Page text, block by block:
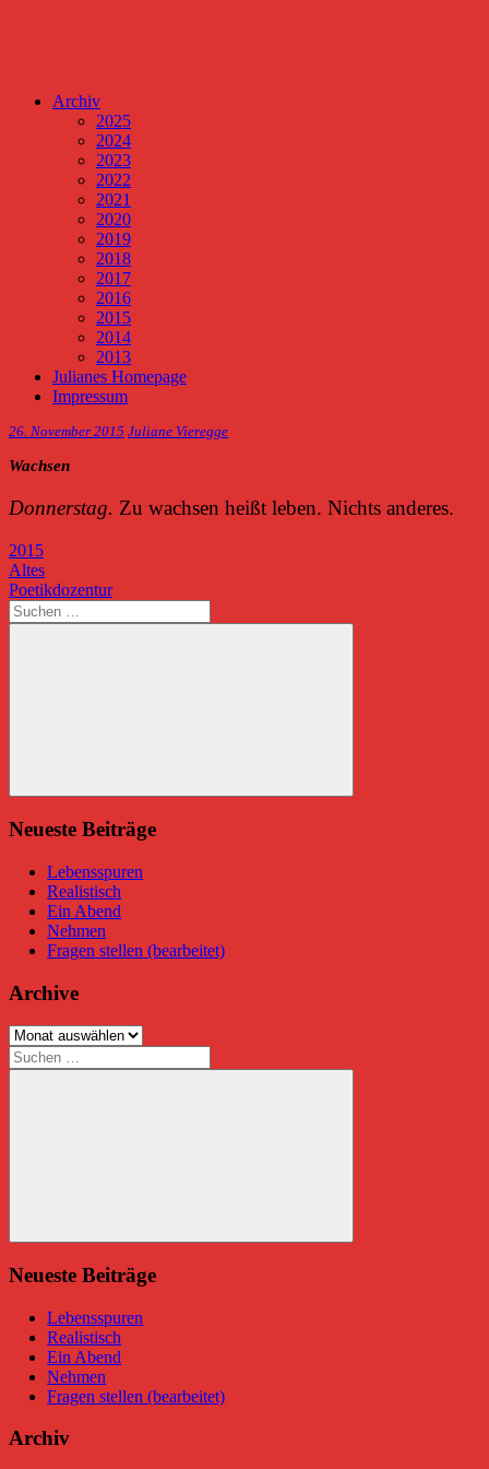
Archiv
2025
2024
2023
2022
2021
2020
2019
2018
2017
2016
2015
2014
2013
Julianes Homepage
Impressum
26. November 2015 Juliane Vieregge
Wachsen
Donnerstag. Zu wachsen heißt leben. Nichts anderes.
2015
Beitragsnavigation
Vorheriger
Beitrag:
Altes
Nächster
Beitrag:
Poetikdozentur
Suchen
nach:
Suchen
Neueste Beiträge
Lebensspuren
Realistisch
Ein Abend
Nehmen
Fragen stellen (bearbeitet)
Archive
Archive
Suchen
nach:
Suchen
Neueste Beiträge
Lebensspuren
Realistisch
Ein Abend
Nehmen
Fragen stellen (bearbeitet)
Archiv